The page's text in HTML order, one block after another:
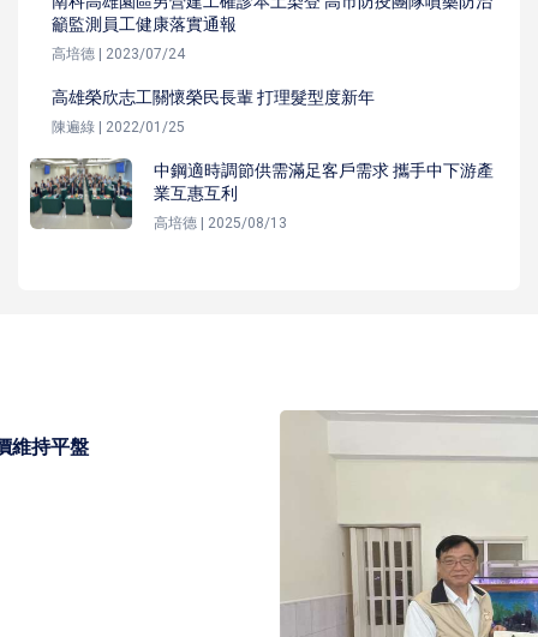
籲監測員工健康落實通報
高培德 | 2023/07/24
高雄榮欣志工關懷榮民長輩 打理髮型度新年
陳遍綠 | 2022/01/25
中鋼適時調節供需滿足客戶需求 攜手中下游產
業互惠互利
高培德 | 2025/08/13